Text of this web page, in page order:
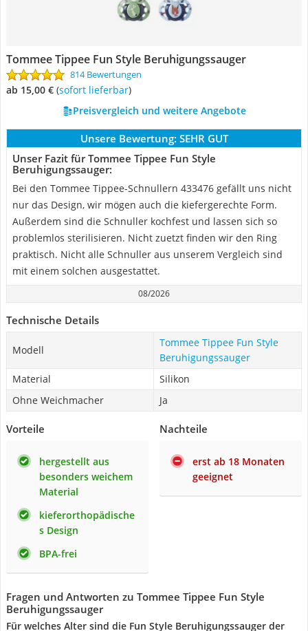
Tommee Tippee Fun Style Beruhigungssauger
814 Bewertungen
ab 15,00 € ( Sofort lieferbar)
Preisvergleich und weitere Angebote
Unsere Bewertung: SEHR GUT
Unser Fazit für Tommee Tippee Fun Style
Beruhigungssauger:
Bei den Tommee Tippee-Schnullern 433476 gefällt uns nicht
nur das Design, wir mögen auch die kiefergerechte Form.
Außerdem sind die Schnuller kochfest und lassen sich so
problemlos sterilisieren. Nicht zuetzt finden wir den Ring
praktisch. Nicht alle Schnuller aus unserem Vergleich sind
mit einem solchen ausgestattet.
08/2026
Technische Details
Modell
Tommee Tippee Fun Style
Beruhigungssauger
Material
Silikon
Ohne Weichmacher
Ja
Vorteile
hergestellt aus
besonders weichem
Material
kieferorthopädische
s Design
BPA-frei
Nachteile
erst ab 18 Monaten
geeignet
Fragen und Antworten zu Tommee Tippee Fun Style
Beruhigungssauger
Für welches Alter sind die Fun Style Beruhigungssauger der